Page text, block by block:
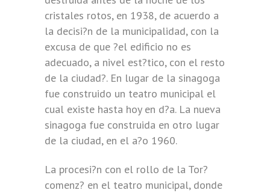
cristales rotos, en 1938, de acuerdo a
la decisi?n de la municipalidad, con la
excusa de que ?el edificio no es
adecuado, a nivel est?tico, con el resto
de la ciudad?. En lugar de la sinagoga
fue construido un teatro municipal el
cual existe hasta hoy en d?a. La nueva
sinagoga fue construida en otro lugar
de la ciudad, en el a?o 1960.
La procesi?n con el rollo de la Tor?
comenz? en el teatro municipal, donde